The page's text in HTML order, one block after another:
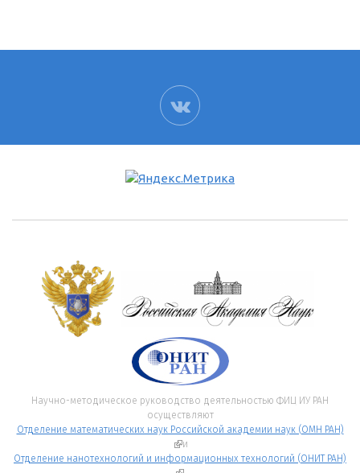
ВК
Научно-методическое руководство деятельностью ФИЦ ИУ РАН
осуществляют
Отделение математических наук Российской академии наук (ОМН РАН)
(внешняя ссылка)
и
Отделение нанотехнологий и информационных технологий (ОНИТ РАН)